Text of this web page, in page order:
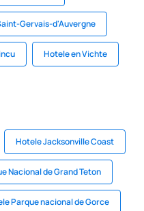
Gervais-d'Auvergne
Hotele en Vichte
Hotele Jacksonville Coast
Nacional de Grand Teton
Parque nacional de Gorce